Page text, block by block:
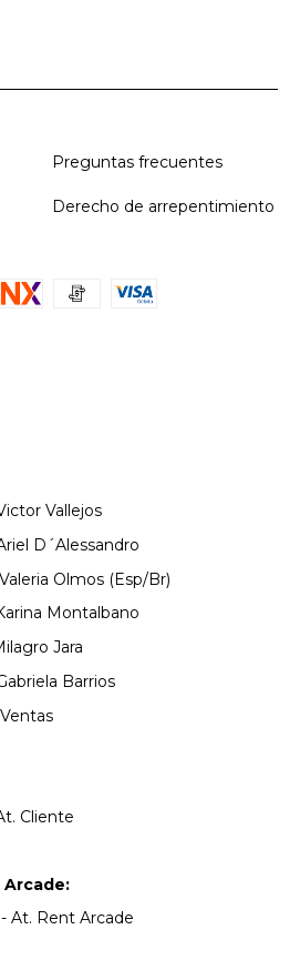
Preguntas frecuentes
Derecho de arrepentimiento
Vallejos
D´Alessandro
Olmos (Esp/Br)
Montalbano
Jara
Barrios
Cliente
At. Rent Arcade